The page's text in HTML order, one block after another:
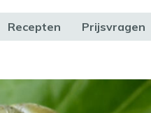
Recepten Prijsvragen